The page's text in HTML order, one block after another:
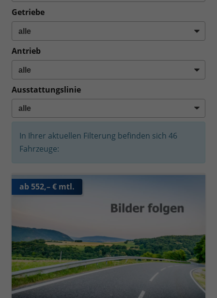
Getriebe
Antrieb
Ausstattungslinie
In Ihrer aktuellen Filterung befinden sich 46
Fahrzeuge:
ab 552,– € mtl.